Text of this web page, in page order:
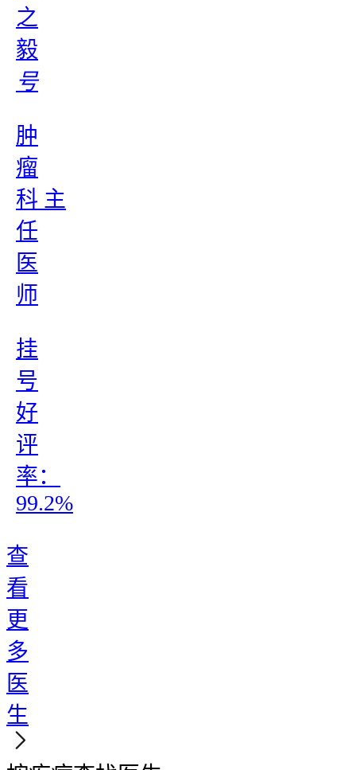
之
毅
号
肿
瘤
科 主
任
医
师
挂
号
好
评
率：
99.2%
查
看
更
多
医
生